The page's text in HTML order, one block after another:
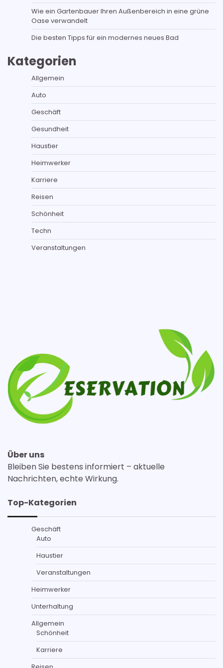
Wie ein Gartenbauer Ihren Außenbereich in eine grüne
Oase verwandelt
Die besten Tipps für ein modernes neues Bad
Kategorien
Allgemein
Auto
Geschäft
Gesundheit
Haustier
Heimwerker
Karriere
Reisen
Schönheit
Techn
Veranstaltungen
Über uns
Bleiben Sie bestens informiert – aktuelle
Nachrichten, echte Wirkung.
Top-Kategorien
Geschäft
Auto
Haustier
Veranstaltungen
Heimwerker
Unterhaltung
Allgemein
Schönheit
Karriere